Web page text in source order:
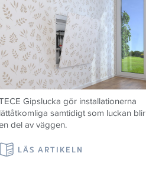
Gipslucka gör installationerna
lättåtkomliga samtidigt som luckan blir
del av väggen.
LÄS ARTIKELN